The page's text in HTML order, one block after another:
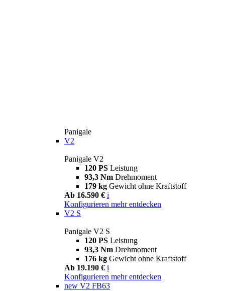
Panigale
V2
Panigale V2
120 PS Leistung
93,3 Nm Drehmoment
179 kg Gewicht ohne Kraftstoff
Ab 16.590 € i
Konfigurieren mehr entdecken
V2 S
Panigale V2 S
120 PS Leistung
93,3 Nm Drehmoment
176 kg Gewicht ohne Kraftstoff
Ab 19.190 € i
Konfigurieren mehr entdecken
new V2 FB63